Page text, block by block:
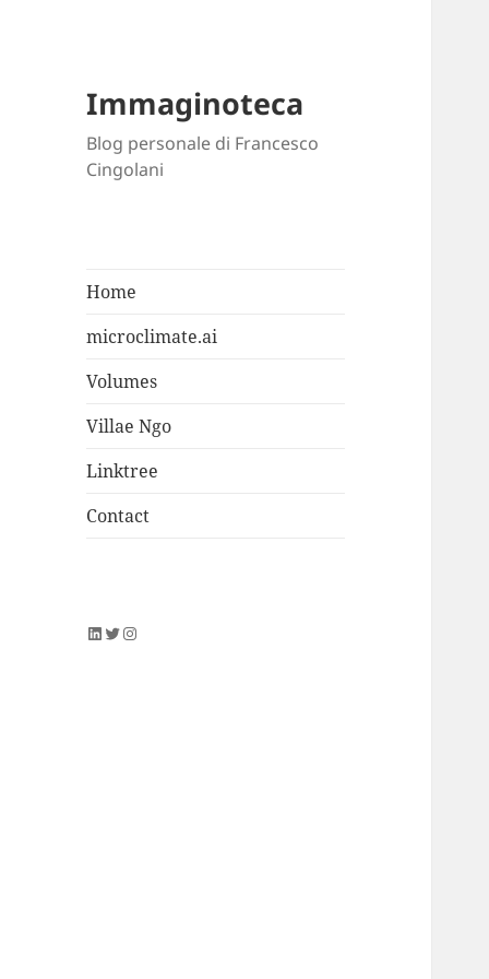
Immaginoteca
Blog personale di Francesco
Cingolani
Home
microclimate.ai
Volumes
Villae Ngo
Linktree
Contact
LinkedIn
Twitter
Instagram